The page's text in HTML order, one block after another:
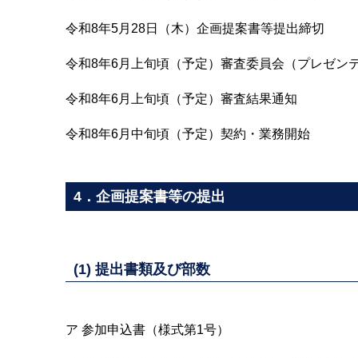
令和8年5月28日（木）企画提案書等提出締切
令和8年6月上旬頃（予定）審査委員会（プレゼン
令和8年6月上旬頃（予定）審査結果通知
令和8年6月中旬頃（予定）契約・業務開始
4．企画提案書等の提出
(1) 提出書類及び部数
ア 参加申込書（様式第1号）